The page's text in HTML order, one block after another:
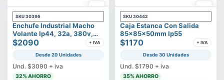
SKU 30396
Enchufe Industrial Macho
Volante Ip44, 32a, 380v,
3p+t
$2090 + IVA
Desde 20 Unidades
Und. $3090 + iva
32% AHORRO
SKU 30442
Caja Estanca Con Salida
85x85x50mm Ip55
$1170 + IVA
Desde 30 Unidades
Und. $1790 + iva
35% AHORRO